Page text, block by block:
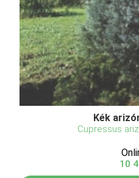
Kék
Cupressus
10